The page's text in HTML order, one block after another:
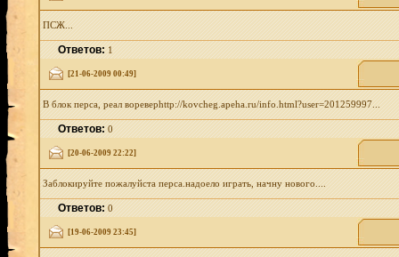
ПСЖ...
Ответов:1
[21-06-2009 00:49]
В блок перса, реал вореверhttp://kovcheg.apeha.ru/info.html?user=201259997...
Ответов:0
[20-06-2009 22:22]
Заблокируйте пожалуйста перса.надоело играть, начну нового....
Ответов:0
[19-06-2009 23:45]